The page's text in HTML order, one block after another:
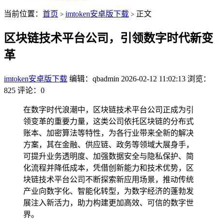
当前位置： 首页 > imtoken安卓版下载 > 正文
区块链技术平台公司，引领数字时代新变
革
imtoken安卓版下载 编辑：qbadmin 2026-02-12 11:02:13 浏览：
825 评论：0
在数字时代浪潮中，区块链技术平台公司正成为引
领变革的重要力量，这类公司依托区块链的分布式
账本、加密算法等特性，为各行业带来全新的解决
方案，其在金融、供应链、政务等领域大展身手，
可提升业务透明度、加强数据安全与隐私保护、简
化流程并降低成本，凭借创新能力和技术优势，区
块链技术平台公司不断探索新应用场景，推动传统
产业向数字化、智能化转型，为数字经济的蓬勃发
展注入新活力，助力构建更加高效、可信的数字世
界。